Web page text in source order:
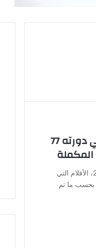
مهرجان كان السينمائي في دورته 77
المكملة
يقدم مهرجان كان في نسختة عام 2024، الأفلام التي
بحسب ما تم